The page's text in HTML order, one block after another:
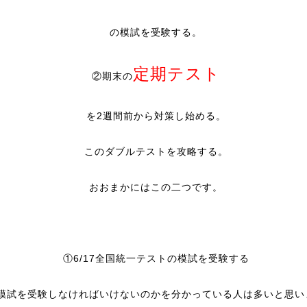
の模試を受験する。
②期末の定期テスト
を2週間前から対策し始める。
このダブルテストを攻略する。
おおまかにはこの二つです。
①6/17全国統一テストの模試を受験する
試を受験しなければいけないのかを分かっている人は多いと思